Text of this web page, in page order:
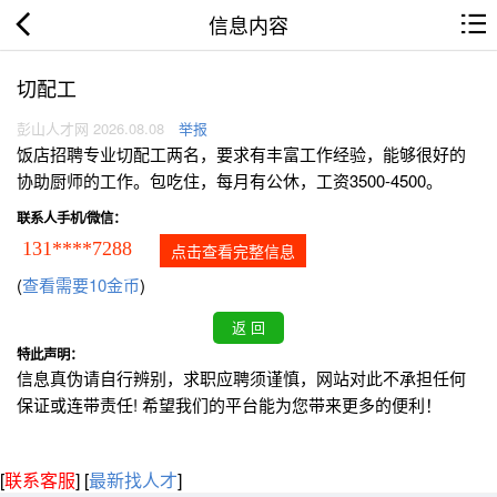
信息内容
切配工
彭山人才网 2026.08.08 举报
饭店招聘专业切配工两名，要求有丰富工作经验，能够很好的
协助厨师的工作。包吃住，每月有公休，工资3500-4500。
联系人手机/微信：
131****7288 点击查看完整信息
(查看需要10金币)
特此声明：
信息真伪请自行辨别，求职应聘须谨慎，网站对此不承担任何
保证或连带责任! 希望我们的平台能为您带来更多的便利！
[联系客服] [最新找人才]